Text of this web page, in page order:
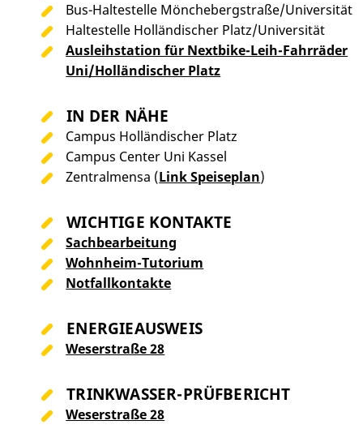
Bus-Haltestelle Mönchebergstraße/Universität
Haltestelle Holländischer Platz/Universität
Ausleihstation für Nextbike-Leih-Fahrräder
Uni/Holländischer Platz
IN DER NÄHE
Campus Holländischer Platz
Campus Center Uni Kassel
Zentralmensa (Link Speiseplan)
WICHTIGE KONTAKTE
Sachbearbeitung
Wohnheim-Tutorium
Notfallkontakte
ENERGIEAUSWEIS
Weserstraße 28
TRINKWASSER-PRÜFBERICHT
Weserstraße 28